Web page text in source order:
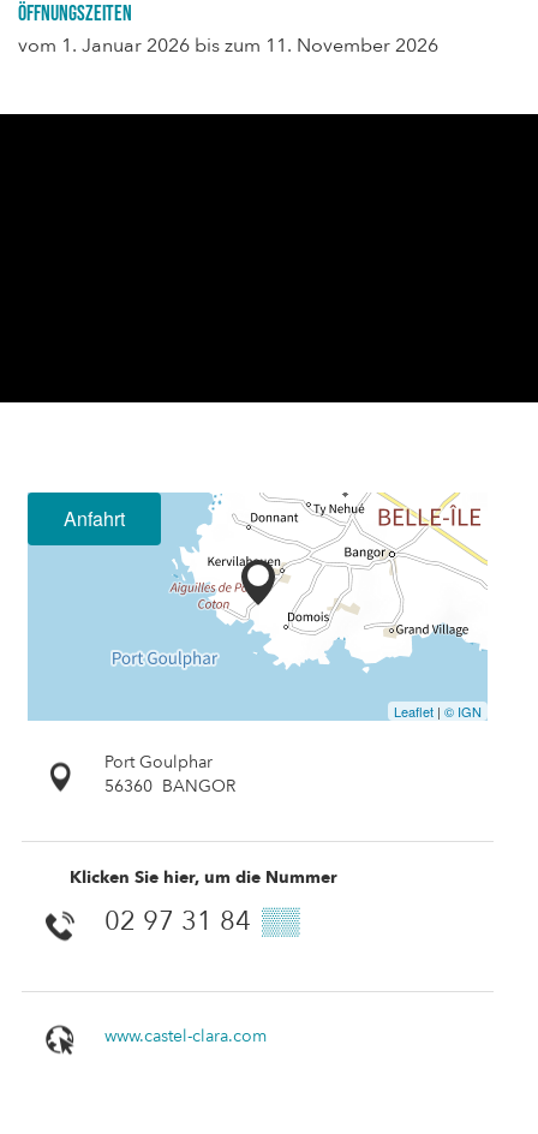
Öffnungszeiten
vom 1. Januar 2026 bis zum 11. November 2026
Anfahrt
Leaflet | © IGN
Port Goulphar
56360 BANGOR
Klicken Sie hier, um die Nummer
02 97 31 84 ▒▒
www.castel-clara.com